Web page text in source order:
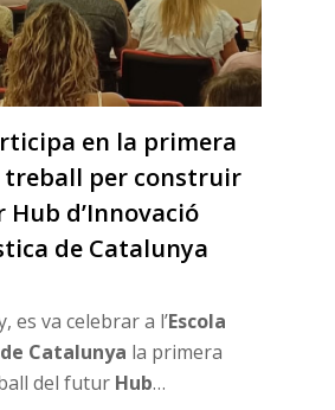
en la primera
treball per construir
d’Innovació
de Catalunya
es va celebrar a l’Escola
Catalunya la primera
del futur Hub